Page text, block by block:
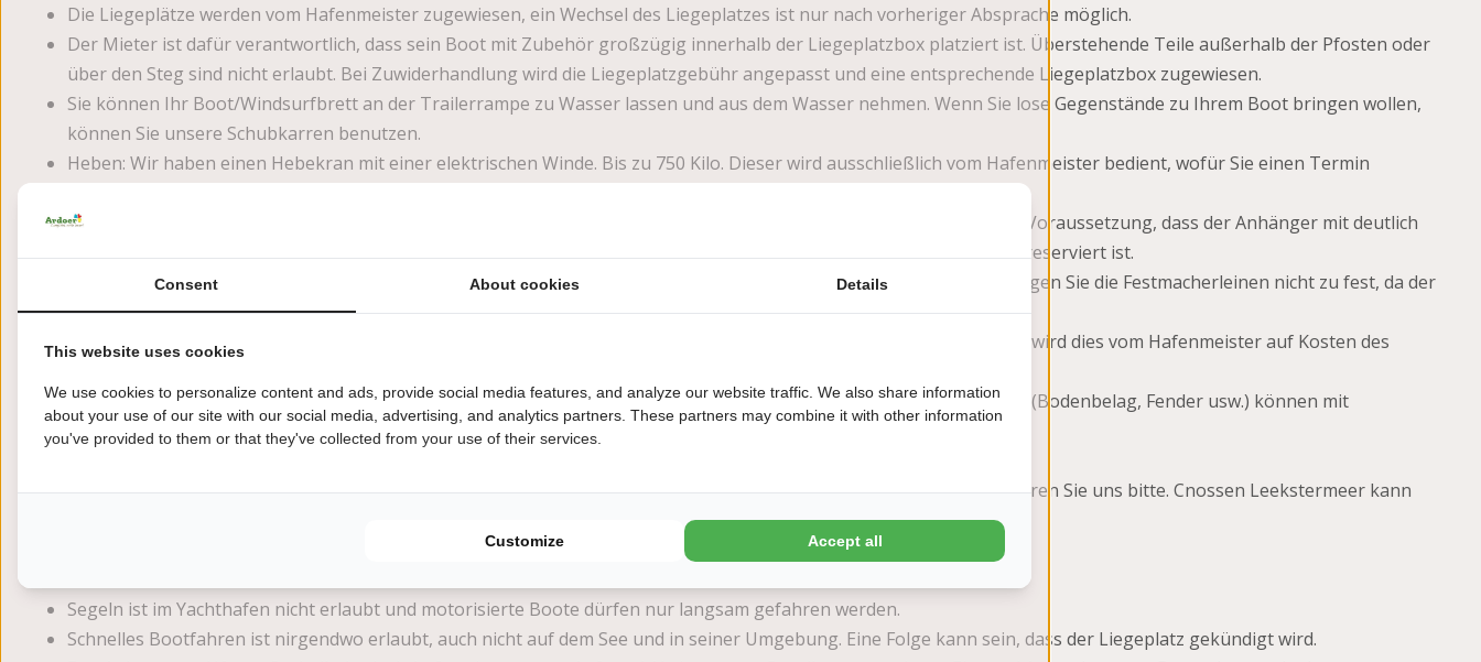
Die Liegeplätze werden vom Hafenmeister zugewiesen, ein Wechsel des Liegeplatzes ist nur nach vorheriger Absprache möglich.
Der Mieter ist dafür verantwortlich, dass sein Boot mit Zubehör großzügig innerhalb der Liegeplatzbox platziert ist. Überstehende Teile außerhalb der Pfosten oder
über den Steg sind nicht erlaubt. Bei Zuwiderhandlung wird die Liegeplatzgebühr angepasst und eine entsprechende Liegeplatzbox zugewiesen.
Sie können Ihr Boot/Windsurfbrett an der Trailerrampe zu Wasser lassen und aus dem Wasser nehmen. Wenn Sie lose Gegenstände zu Ihrem Boot bringen wollen,
können Sie unsere Schubkarren benutzen.
Heben: Wir haben einen Hebekran mit einer elektrischen Winde. Bis zu 750 Kilo. Dieser wird ausschließlich vom Hafenmeister bedient, wofür Sie einen Termin
Abstellen von Anhängern: ist nur nach schriftlicher Bestätigung erlaubt, auf dem zugewiesenen Platz und unter der Voraussetzung, dass der Anhänger mit deutlich
sichtbarem Nachnamen und Gästenummer (erhältlich an der Rezeption) gekennzeichnet ist, auf dem der Liegeplatz reserviert ist.
Jedes Boot muss an ordnungsgemäßen Festmachern festgemacht werden, auch an Land und in den Regalen. Befestigen Sie die Festmacherleinen nicht zu fest, da der
Wasserstand schwankt.
Versunkene und vernachlässigte Boote müssen nach der ersten Ankündigung geborgen werden: Bei Nichterfüllung wird dies vom Hafenmeister auf Kosten des
In Masten, Stegen und (Ufer-)Verstrebungen darf nicht genagelt oder geschraubt werden. Alle Schutzvorrichtungen (Bodenbelag, Fender usw.) können mit
Kabelbindern oder dünnen Leinen befestigt werden.
Wenn Sie Ihr Boot oder Windsurfbrett länger als 3 Tage mitnehmen (z.B. für Urlaub an einem anderen Ort), informieren Sie uns bitte. Cnossen Leekstermeer kann
offene Liegeplätze vorübergehend an Passanten vermieten, ohne die Liegeplatzgebühren zu erstatten.
Ein neues oder anderes Boot, als das, für das der Liegeplatz gemietet wird, muss zuerst beim
Segeln ist im Yachthafen nicht erlaubt und motorisierte Boote dürfen nur langsam gefahren werden.
Schnelles Bootfahren ist nirgendwo erlaubt, auch nicht auf dem See und in seiner Umgebung. Eine Folge kann sein, dass der Liegeplatz gekündigt wird.
Consent About cookies Details
This website uses cookies
We use cookies to personalize content and ads, provide social media features, and analyze our website traffic. We also share information
about your use of our site with our social media, advertising, and analytics partners. These partners may combine it with other information
you've provided to them or that they've collected from your use of their services.
Customize Accept all